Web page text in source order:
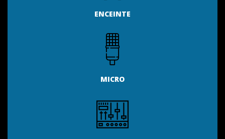
ENCEINTE
MICRO